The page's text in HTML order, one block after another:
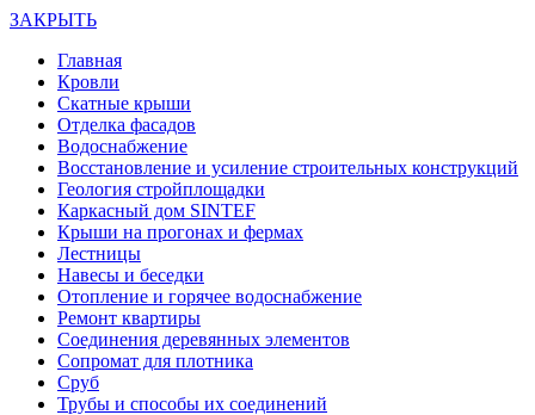
ЗАКРЫТЬ
Главная
Кровли
Скатные крыши
Отделка фасадов
Водоснабжение
Восстановление и усиление строительных конструкций
Геология стройплощадки
Каркасный дом SINTEF
Крыши на прогонах и фермах
Лестницы
Навесы и беседки
Отопление и горячее водоснабжение
Ремонт квартиры
Соединения деревянных элементов
Сопромат для плотника
Сруб
Трубы и способы их соединений